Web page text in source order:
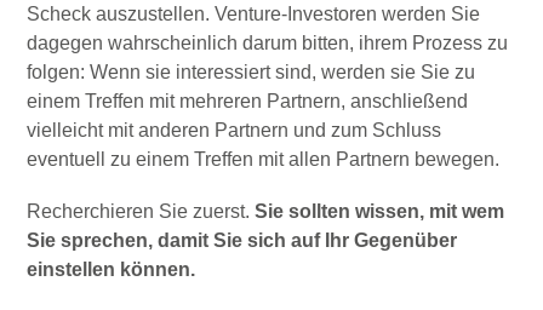
Scheck auszustellen. Venture-Investoren werden Sie
dagegen wahrscheinlich darum bitten, ihrem Prozess zu
folgen: Wenn sie interessiert sind, werden sie Sie zu
einem Treffen mit mehreren Partnern, anschließend
vielleicht mit anderen Partnern und zum Schluss
eventuell zu einem Treffen mit allen Partnern bewegen.
Recherchieren Sie zuerst. Sie sollten wissen, mit wem
Sie sprechen, damit Sie sich auf Ihr Gegenüber
einstellen können.